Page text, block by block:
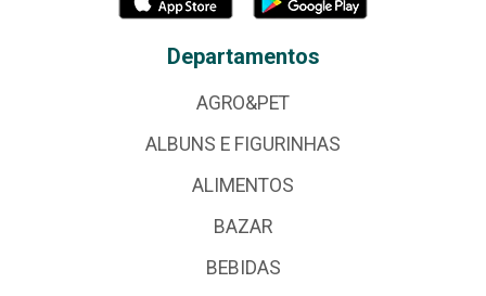
Departamentos
AGRO&PET
ALBUNS E FIGURINHAS
ALIMENTOS
BAZAR
BEBIDAS